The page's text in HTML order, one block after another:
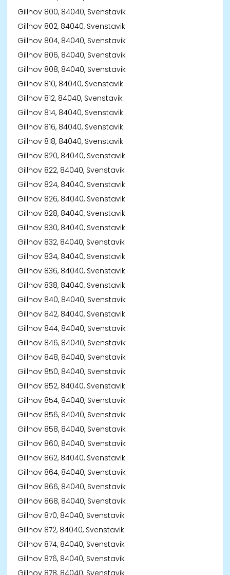
Gillhov 800, 84040, Svenstavik
Gillhov 802, 84040, Svenstavik
Gillhov 804, 84040, Svenstavik
Gillhov 806, 84040, Svenstavik
Gillhov 808, 84040, Svenstavik
Gillhov 810, 84040, Svenstavik
Gillhov 812, 84040, Svenstavik
Gillhov 814, 84040, Svenstavik
Gillhov 816, 84040, Svenstavik
Gillhov 818, 84040, Svenstavik
Gillhov 820, 84040, Svenstavik
Gillhov 822, 84040, Svenstavik
Gillhov 824, 84040, Svenstavik
Gillhov 826, 84040, Svenstavik
Gillhov 828, 84040, Svenstavik
Gillhov 830, 84040, Svenstavik
Gillhov 832, 84040, Svenstavik
Gillhov 834, 84040, Svenstavik
Gillhov 836, 84040, Svenstavik
Gillhov 838, 84040, Svenstavik
Gillhov 840, 84040, Svenstavik
Gillhov 842, 84040, Svenstavik
Gillhov 844, 84040, Svenstavik
Gillhov 846, 84040, Svenstavik
Gillhov 848, 84040, Svenstavik
Gillhov 850, 84040, Svenstavik
Gillhov 852, 84040, Svenstavik
Gillhov 854, 84040, Svenstavik
Gillhov 856, 84040, Svenstavik
Gillhov 858, 84040, Svenstavik
Gillhov 860, 84040, Svenstavik
Gillhov 862, 84040, Svenstavik
Gillhov 864, 84040, Svenstavik
Gillhov 866, 84040, Svenstavik
Gillhov 868, 84040, Svenstavik
Gillhov 870, 84040, Svenstavik
Gillhov 872, 84040, Svenstavik
Gillhov 874, 84040, Svenstavik
Gillhov 876, 84040, Svenstavik
Gillhov 878, 84040, Svenstavik